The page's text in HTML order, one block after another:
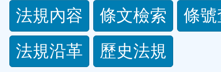
法
規
功
法規內容 條文檢索
條
法規沿革
歷史法規